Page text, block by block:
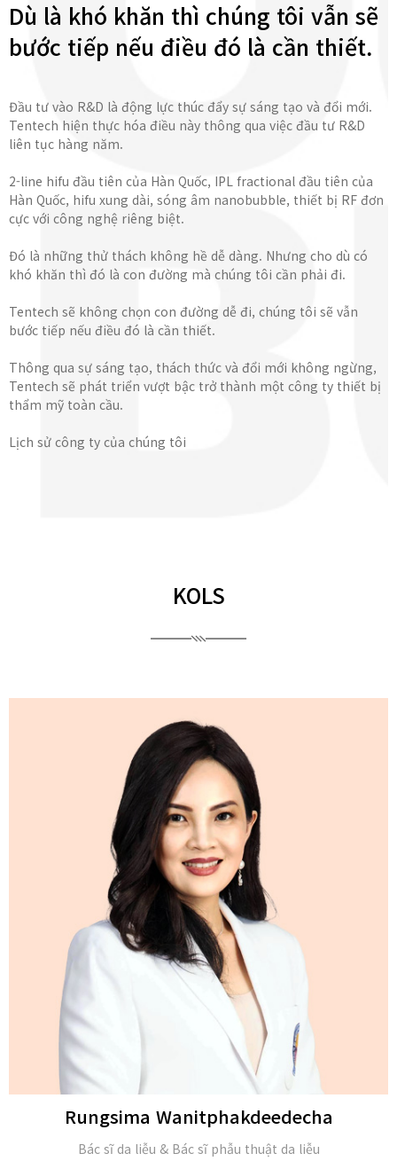
Dù là khó khăn thì chúng tôi vẫn sẽ
bước tiếp nếu điều đó là cần thiết.
Đầu tư vào R&D là động lực thúc đẩy sự sáng tạo và đổi mới.
Tentech hiện thực hóa điều này thông qua việc đầu tư R&D
liên tục hàng năm.
2-line hifu đầu tiên của Hàn Quốc, IPL fractional đầu tiên của
Hàn Quốc, hifu xung dài, sóng âm nanobubble, thiết bị RF đơn
cực với công nghệ riêng biệt.
Đó là những thử thách không hề dễ dàng. Nhưng cho dù có
khó khăn thì đó là con đường mà chúng tôi cần phải đi.
Tentech sẽ không chọn con đường dễ đi, chúng tôi sẽ vẫn
bước tiếp nếu điều đó là cần thiết.
Thông qua sự sáng tạo, thách thức và đổi mới không ngừng,
Tentech sẽ phát triển vượt bậc trở thành một công ty thiết bị
thẩm mỹ toàn cầu.
Lịch sử công ty của chúng tôi
KOLS
Michael H. Gold
M.D. và Hội viên của Viện Da liễu Hoa Kỳ (FAAD)